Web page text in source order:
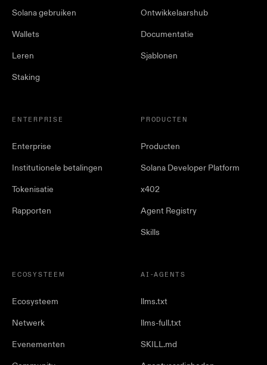
Solana gebruiken
Wallets
Leren
Staking
Ontwikkelaarshub
Documentatie
Sjablonen
ENTERPRISE
Enterprise
Institutionele betalingen
Tokenisatie
Rapporten
PRODUCTEN
Producten
Solana Developer Platform
x402
Agent Registry
Skills
ECOSYSTEEM
Ecosysteem
Netwerk
Evenementen
AI-AGENTS
llms.txt
llms-full.txt
SKILL.md